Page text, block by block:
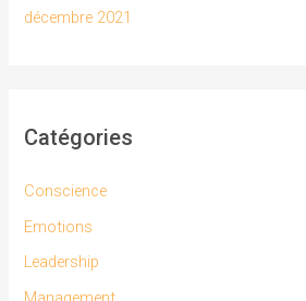
décembre 2021
Catégories
Conscience
Emotions
Leadership